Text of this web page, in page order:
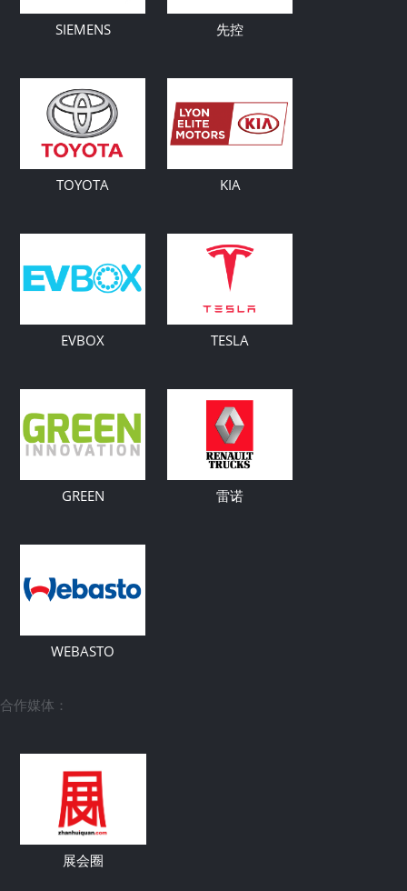
SIEMENS 先控
TOYOTA KIA
EVBOX TESLA
GREEN 雷诺
WEBASTO
合作媒体：
展会圈